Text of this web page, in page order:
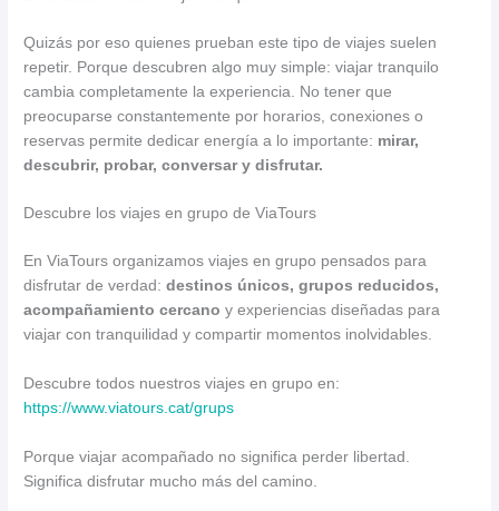
Quizás por eso quienes prueban este tipo de viajes suelen
repetir. Porque descubren algo muy simple: viajar tranquilo
cambia completamente la experiencia. No tener que
preocuparse constantemente por horarios, conexiones o
reservas permite dedicar energía a lo importante: mirar,
descubrir, probar, conversar y disfrutar.
Descubre los viajes en grupo de ViaTours
En ViaTours organizamos viajes en grupo pensados para
disfrutar de verdad:destinos únicos, grupos reducidos,
acompañamiento cercano y experiencias diseñadas para
viajar con tranquilidad y compartir momentos inolvidables.
Descubre todos nuestros viajes en grupo en:
https://www.viatours.cat/grups
Porque viajar acompañado no significa perder libertad.
Significa disfrutar mucho más del camino.